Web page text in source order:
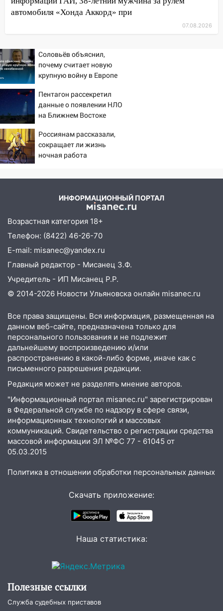
временно отключили холодную воду
В Ульяновске двоих участников
09:52
Ночью беспилотники сбили над
соседними Татарстаном и Саратовской
областью
09:41
Диана Шурыгина уверовала в
Бога в СИЗО
09:35
В Ульяновске директора фирмы
будут судить за неуплату налогов на 48
млн рублей
Жара возвращается: ожидается
06:00 Под Ульяновском при развороте
пострадал 38-летний водитель
иномарки
второй мужчина в мире сталкиваются с
алопецией»: врач рассказал, чем может
справиться
03:30 Гороскоп на 7 августа: пятница
принесет прилив творческой энергии и
отличные шансы исправить старые
ошибки
06.08.2026
23:20 Прогноз погоды на 7 августа в
Ульяновской области
20:04 Ульяновцев приглашают на забег,
посвящённый Дню воздушного флота
России
19:12
В Ульяновской области
руководителя частной компании
наказали за сокрытие прошлого своего
В Ульяновск едут звезды
оставил в силе приговор руководству
«УльяновскФармации» за махинации на
3,2 млн рублей
16:09 Ветераны легкой атлетики из
автомобиля «Хонда Аккорд» при
07.08.2026
Соловьёв объяснил,
почему считает новую
крупную войну в Европе
Пентагон рассекретил
данные о появлении НЛО
на Ближнем Востоке
Россиянам рассказали,
сокращает ли жизнь
ночная работа
ИНФОРМАЦИОННЫЙ ПОРТАЛ
Возрастная категория 18+
Телефон: (8422) 46-26-70
E-mail: misanec@yandex.ru
Главный редактор - Мисанец З.Ф.
Учредитель - ИП Мисанец Р.Р.
© 2014-2026 Новости Ульяновска онлайн misanec.ru
Все права защищены. Вся информация, размещенная на
данном веб-сайте, предназначена только для
персонального пользования и не подлежит
дальнейшему воспроизведению и/или
распространению в какой-либо форме, иначе как с
письменного разрешения редакции.
Редакция может не разделять мнение авторов.
"Информационный портал misanec.ru" зарегистрирован
в Федеральной службе по надзору в сфере связи,
информационных технологий и массовых
коммуникаций. Свидетельство о регистрации средства
массовой информации ЭЛ №ФС 77 - 61045 от
05.03.2015
Политика в отношении обработки персональных данных
Скачать приложение:
Наша статистика:
Полезные ссылки
Служба судебных приставов